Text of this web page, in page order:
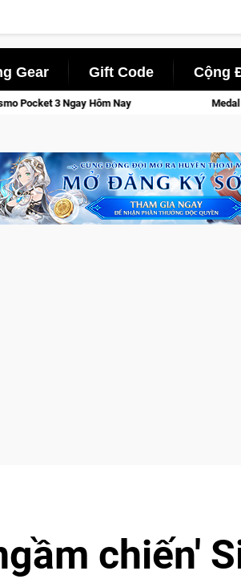
Gear Gift Code Cộng
Medal Hunter: Game bắn súng PvP
chiến'